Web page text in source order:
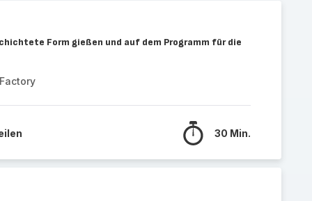
Form gießen und auf dem Programm für die
30 Min.